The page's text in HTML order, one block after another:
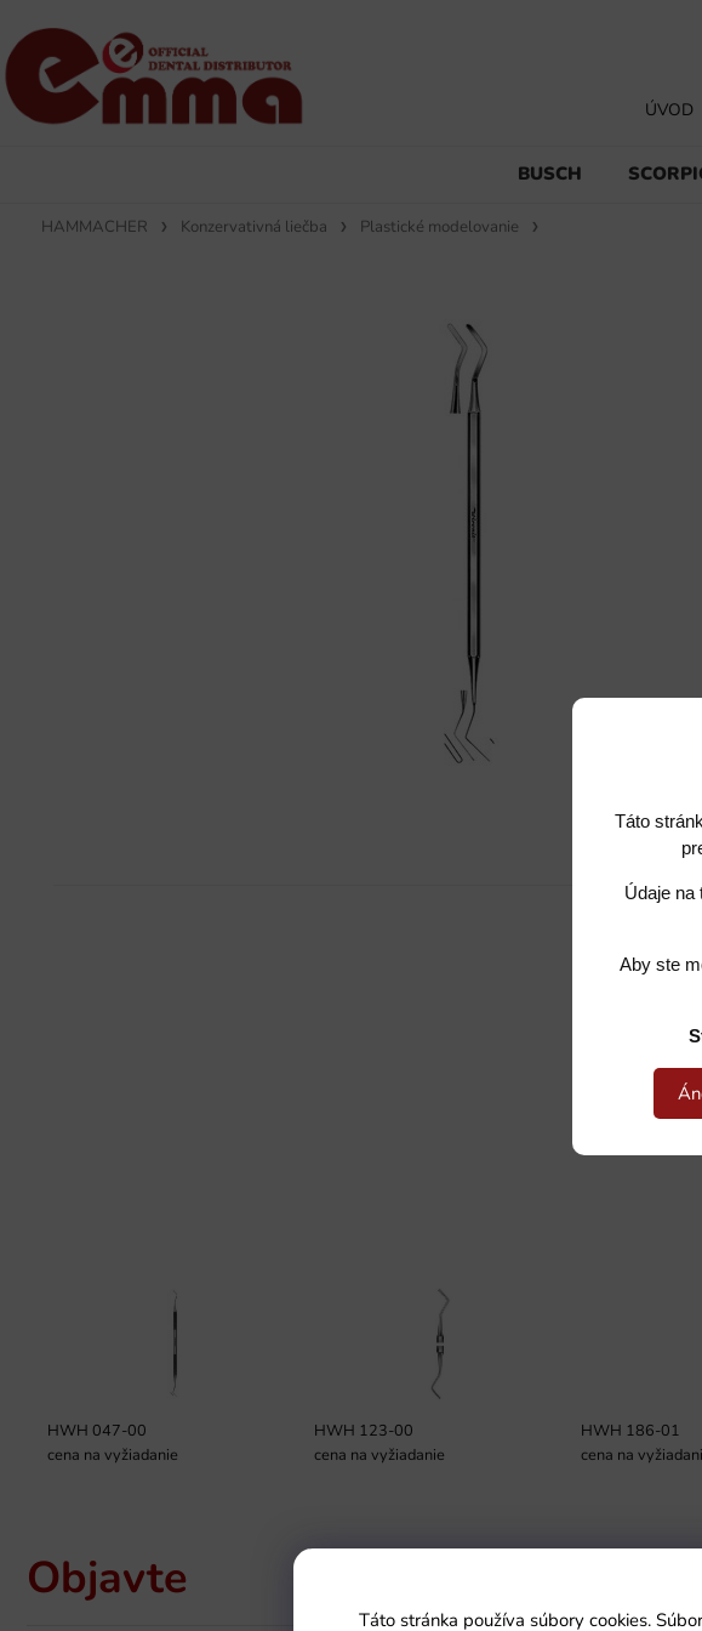
Táto
Údaje na
Aby ste
BUSCH
ÚVOD
HAMMACHER Konzervativná liečba Plastické modelovanie
HWH 047-00
cena na vyžiadanie
HWH 123-00
cena na vyžiadanie
HWH 186-01
cena na
Objavte
Táto stránka používa súbory cookies.